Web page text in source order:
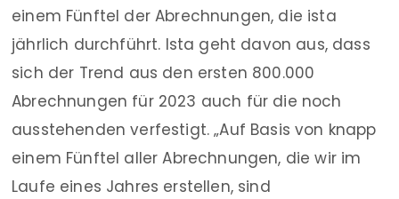
einem Fünftel der Abrechnungen, die ista
jährlich durchführt. Ista geht davon aus, dass
sich der Trend aus den ersten 800.000
Abrechnungen für 2023 auch für die noch
ausstehenden verfestigt. „Auf Basis von knapp
einem Fünftel aller Abrechnungen, die wir im
Laufe eines Jahres erstellen, sind